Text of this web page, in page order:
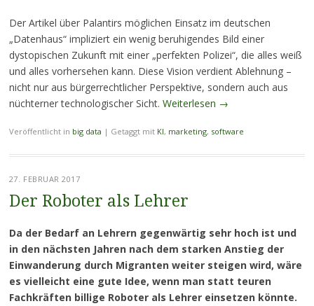
Der Artikel über Palantirs möglichen Einsatz im deutschen
„Datenhaus“ impliziert ein wenig beruhigendes Bild einer
dystopischen Zukunft mit einer „perfekten Polizei“, die alles weiß
und alles vorhersehen kann. Diese Vision verdient Ablehnung –
nicht nur aus bürgerrechtlicher Perspektive, sondern auch aus
nüchterner technologischer Sicht. Weiterlesen →
Veröffentlicht in big data | Getaggt mit KI, marketing, software
27. FEBRUAR 2017
Der Roboter als Lehrer
Da der Bedarf an Lehrern gegenwärtig sehr hoch ist und
in den nächsten Jahren nach dem starken Anstieg der
Einwanderung durch Migranten weiter steigen wird, wäre
es vielleicht eine gute Idee, wenn man statt teuren
Fachkräften billige Roboter als Lehrer einsetzen könnte.